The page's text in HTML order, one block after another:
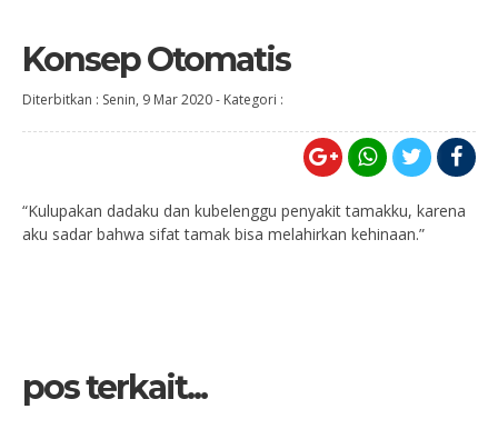
Konsep Otomatis
Diterbitkan : Senin, 9 Mar 2020- Kategori :
“Kulupakan dadaku dan kubelenggu penyakit tamakku, karena
aku sadar bahwa sifat tamak bisa melahirkan kehinaan.”
pos terkait...